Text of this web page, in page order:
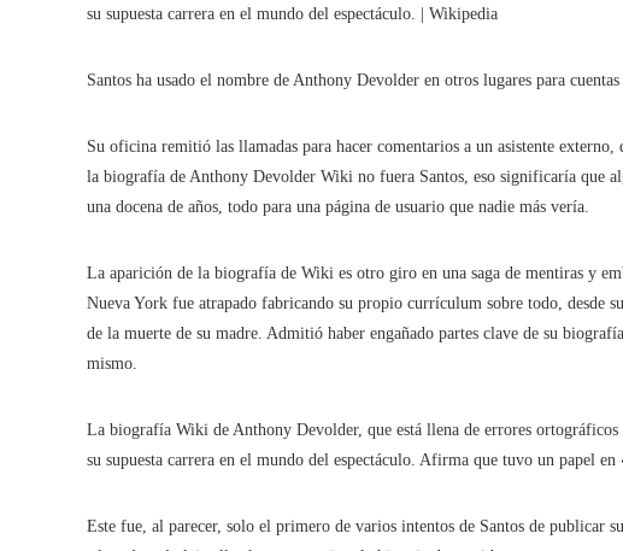
su supuesta carrera en el mundo del espectáculo. | Wikipedia
Santos ha usado el nombre de Anthony Devolder en otros lugares para
Su oficina remitió las llamadas para hacer comentarios a un asistente
la biografía de Anthony Devolder Wiki no fuera Santos, eso significaría que
una docena de años, todo para una página de usuario que nadie más vería.
La aparición de la biografía de Wiki es otro giro en una saga de mentiras y
Nueva York fue atrapado fabricando su propio currículum sobre todo, desde
de la muerte de su madre. Admitió haber engañado partes clave de su
mismo.
La biografía Wiki de Anthony Devolder, que está llena de errores ortográficos
su supuesta carrera en el mundo del espectáculo. Afirma que tuvo un papel
Este fue, al parecer, solo el primero de varios intentos de Santos de publicar